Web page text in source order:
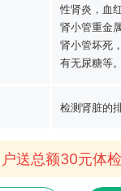
性肾炎，血
肾小管重金
肾小管坏死
有无尿糖等。
检测肾脏的
送总额30元体